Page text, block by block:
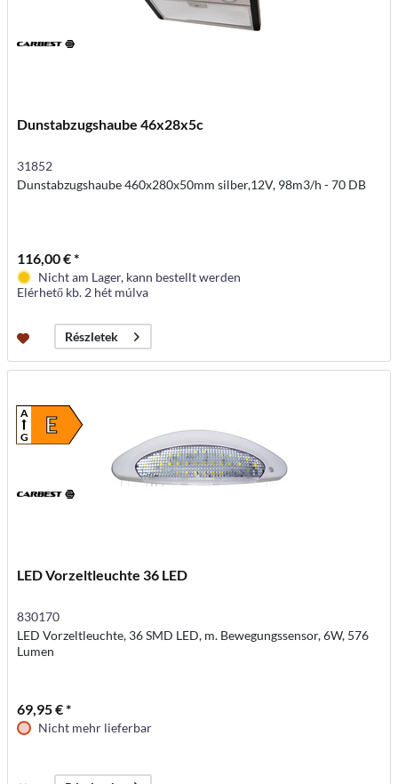
Dunstabzugshaube 46x28x5c
31852
Dunstabzugshaube 460x280x50mm silber,12V, 98m3/h - 70 DB
116,00 € *
Nicht am Lager, kann bestellt werden
Elérhető kb. 2 hét múlva
Részletek
E
A
G
LED Vorzeltleuchte 36 LED
830170
LED Vorzeltleuchte, 36 SMD LED, m. Bewegungssensor, 6W, 576
Lumen
69,95 € *
Nicht mehr lieferbar